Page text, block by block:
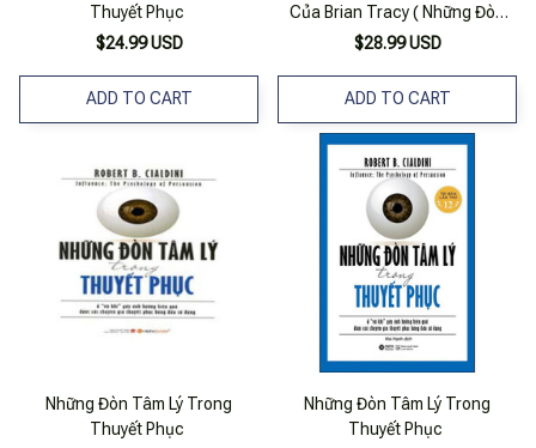
Thuyết Phục
$24.99 USD
ADD TO CART
Của Brian Tracy ( Những Đòn
Tâm Lý Trong Bán Hàng + Kết
) (Tặng Notebook Tự Thiết Kế)
$28.99 USD
ADD TO CART
Những Đòn Tâm Lý Trong
Thuyết Phục
Những Đòn Tâm Lý Trong
Thuyết Phục